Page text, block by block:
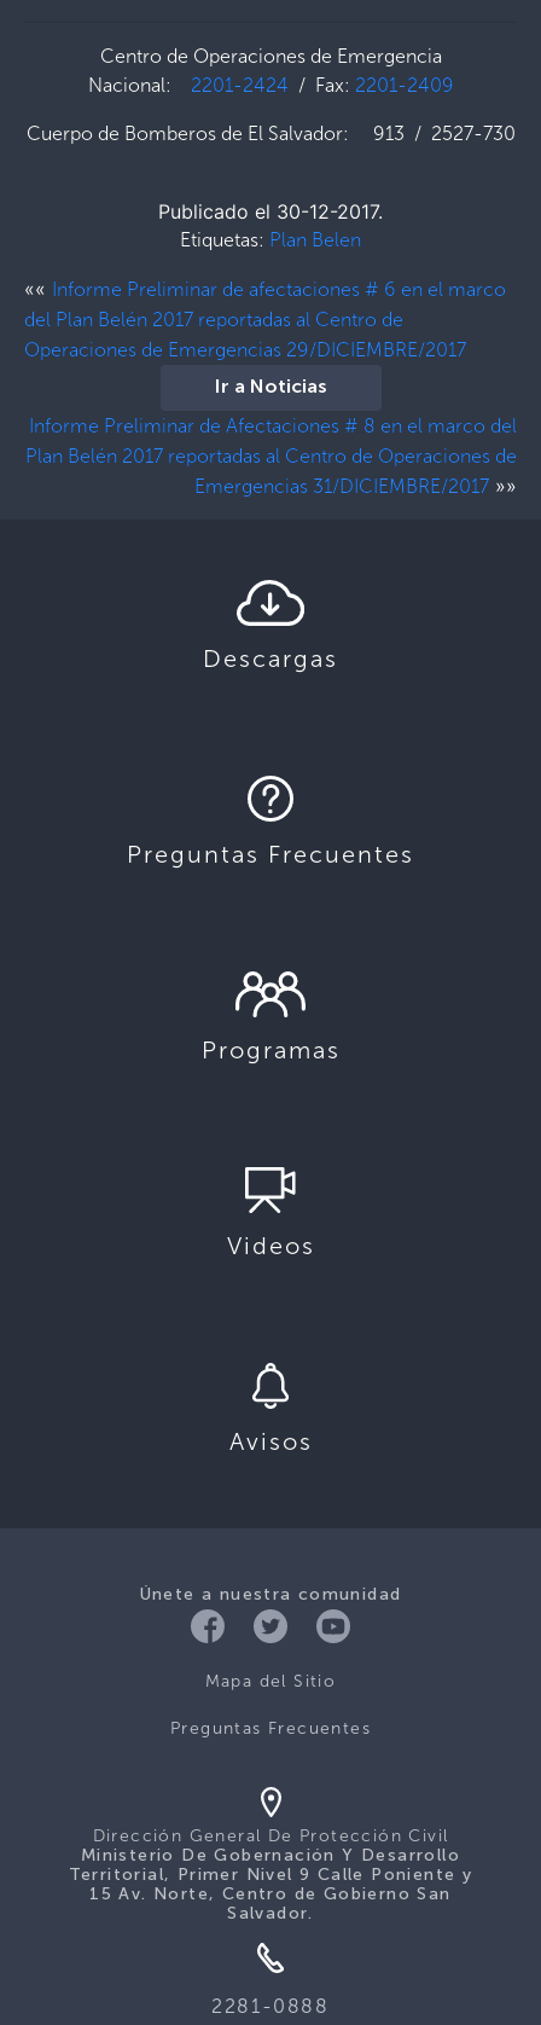
Centro de Operaciones de Emergencia
Nacional: 2201-2424 / Fax: 2201-2409
Cuerpo de Bomberos de El Salvador: 913 / 2527-730
Publicado el 30-12-2017.
Etiquetas: Plan Belen
«« Informe Preliminar de afectaciones # 6 en el marco
del Plan Belén 2017 reportadas al Centro de
Operaciones de Emergencias 29/DICIEMBRE/2017
Ir a Noticias
Informe Preliminar de Afectaciones # 8 en el marco del
Plan Belén 2017 reportadas al Centro de Operaciones de
Emergencias 31/DICIEMBRE/2017 »»
Descargas
Preguntas Frecuentes
Programas
Videos
Avisos
Únete a nuestra comunidad
Mapa del Sitio
Preguntas Frecuentes
Dirección General De Protección Civil
Ministerio De Gobernación Y Desarrollo
Territorial, Primer Nivel 9 Calle Poniente y
15 Av. Norte, Centro de Gobierno San
Salvador.
2281-0888